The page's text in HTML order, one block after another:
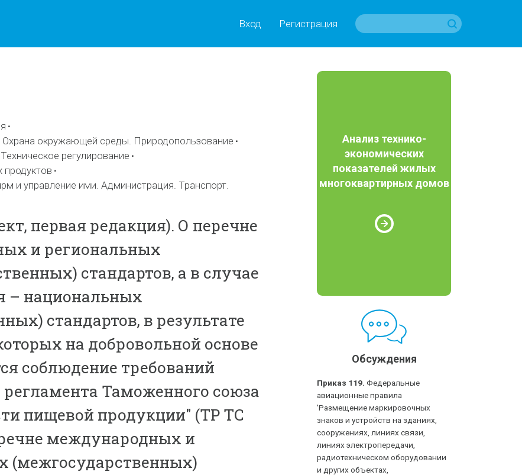
Вход Регистрация
Охрана окружающей среды. Природопользование
регулирование
и управление ими. Администрация. Транспорт.
первая редакция). О перечне
и региональных
стандартов, а в случае
– национальных
стандартов, в результате
на добровольной основе
соблюдение требований
регламента Таможенного союза
пищевой продукции" (ТР ТС
международных и
(межгосударственных)
Анализ технико-
экономических
показателей жилых
многоквартирных домов
Обсуждения
Приказ 119. Федеральные
авиационные правила
'Размещение маркировочных
знаков и устройств на зданиях,
сооружениях, линиях связи,
линиях электропередачи,
радиотехническом оборудовании
и других объектах,